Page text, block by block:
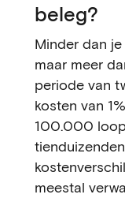
beleg?
Minder dan
maar meer
periode van
kosten van
100.000
tienduizenden
meestal